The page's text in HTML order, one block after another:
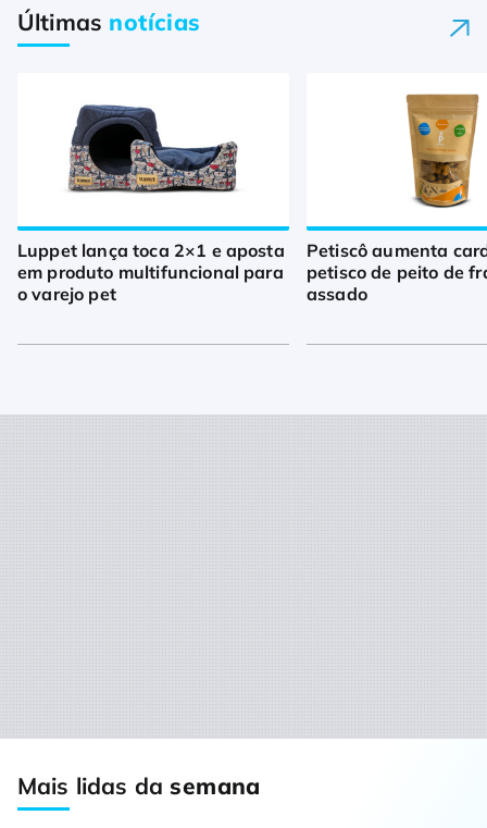
Últimas notícias
Luppet lança toca 2×1 e aposta
em produto multifuncional para
o varejo pet
Petiscô aumenta
petisco de peito de
assado
Mais lidas dasemana